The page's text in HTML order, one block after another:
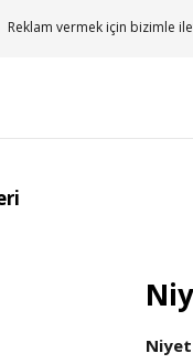
Reklam vermek için bizimle
Niyet